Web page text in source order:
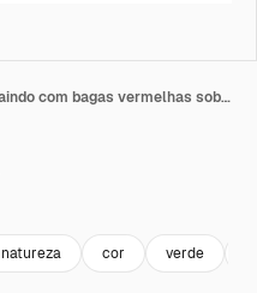
Animação de folhas verdes caindo com bagas vermelhas sobre fundo de folhagem preto e branco
natureza cor verde